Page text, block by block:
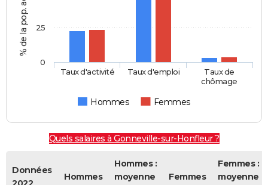
Hommes Femmes
Taux d'activité Taux d'emploi
Taux de
chômage
0
25
Quels salaires à Gonneville-sur-Honfleur ?
Données
Hommes
Hommes :
moyenne
Femmes
Femmes :
moyenne